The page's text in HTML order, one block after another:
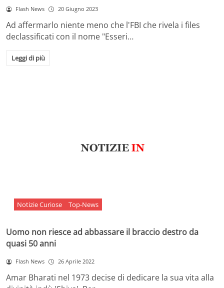
Flash News 20 Giugno 2023
Ad affermarlo niente meno che l'FBI che rivela i files
declassificati con il nome "Esseri…
Leggi di più
Notizie Curiose Top-News
Uomo non riesce ad abbassare il braccio destro da
quasi 50 anni
Flash News 26 Aprile 2022
Amar Bharati nel 1973 decise di dedicare la sua vita alla